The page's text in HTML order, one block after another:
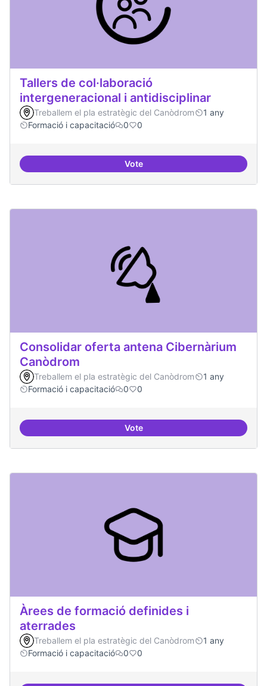
Tallers de col·laboració
intergeneracional i antidisciplinar
Treballem el pla estratègic del Canòdrom
1 any
Formació i capacitació
0 0
VoteTallers de col·laboració
Consolidar oferta antena Cibernàrium
Canòdrom
Treballem el pla estratègic del Canòdrom
1 any
Formació i capacitació
0 0
VoteConsolidar oferta antena
Àrees de formació definides i
aterrades
Treballem el pla estratègic del Canòdrom
1 any
Formació i capacitació
0 0